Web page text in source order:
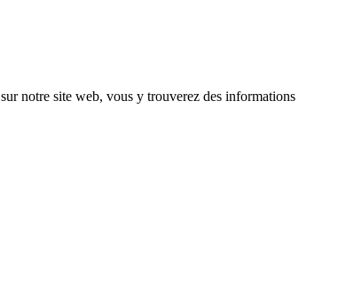
sur notre site web, vous y trouverez des informations